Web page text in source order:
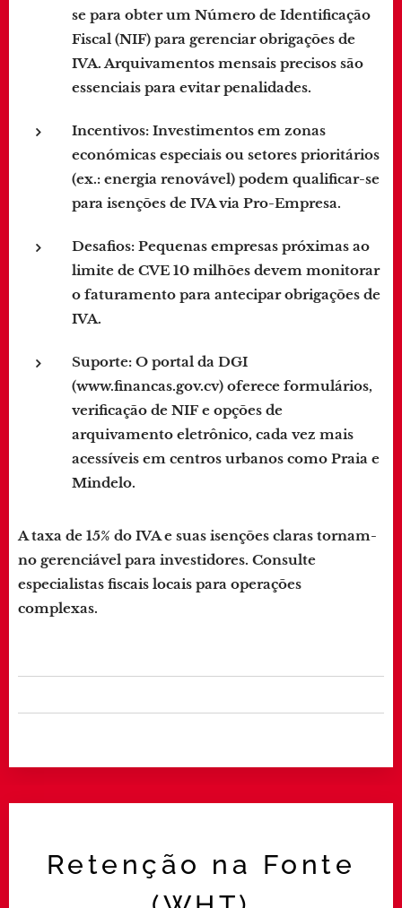
se para obter um Número de Identificação
Fiscal (NIF) para gerenciar obrigações de
IVA. Arquivamentos mensais precisos são
essenciais para evitar penalidades.
Incentivos: Investimentos em zonas
económicas especiais ou setores prioritários
(ex.: energia renovável) podem qualificar-se
para isenções de IVA via Pro-Empresa.
Desafios: Pequenas empresas próximas ao
limite de CVE 10 milhões devem monitorar
o faturamento para antecipar obrigações de
IVA.
Suporte: O portal da DGI
(www.financas.gov.cv) oferece formulários,
verificação de NIF e opções de
arquivamento eletrônico, cada vez mais
acessíveis em centros urbanos como Praia e
Mindelo.
A taxa de 15% do IVA e suas isenções claras tornam-
no gerenciável para investidores. Consulte
especialistas fiscais locais para operações
complexas.
Retenção na Fonte